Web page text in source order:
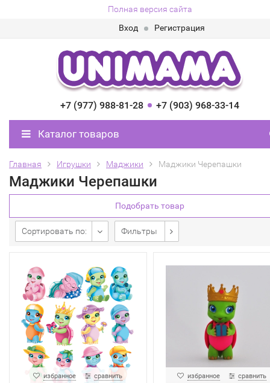
Полная версия сайта
Вход
Регистрация
+7 (977) 988-81-28 +7 (903) 968-33-14
Каталог товаров
Главная Игрушки Маджики Маджики Черепашки
Маджики Черепашки
Подобрать товар
Сортировать по: Фильтры
избранное сравнить избранное сравнить